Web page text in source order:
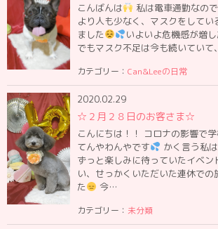
こんばんは
私は電車通勤なの
より人も少なく、マスクをしてい
ました
いよいよ危機感が増
でもマスク不足は今も続いてい
カテゴリー： Can&Leeの日常
2020.02.29
☆２月２８日のお客さま☆
こんにちは！！ コロナの影響で
てんやわんやです
かく言う私
ずっと楽しみに待っていたイベン
い、せっかくいただいた連休で
た
今…
カテゴリー： 未分類